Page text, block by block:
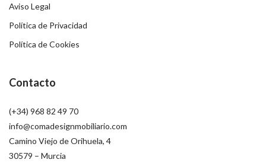
Aviso Legal
Política de Privacidad
Política de Cookies
Contacto
(+34) 968 82 49 70
info@comadesignmobiliario.com
Camino Viejo de Orihuela, 4
30579 – Murcia